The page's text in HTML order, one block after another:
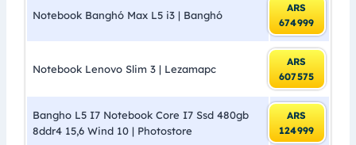
Notebook Banghó Max L5 i3 | Banghó
ARS
674999
Notebook Lenovo Slim 3 | Lezamapc
ARS
607575
Bangho L5 I7 Notebook Core I7 Ssd 480gb
8ddr4 15,6 Wind 10 | Photostore
ARS
124999